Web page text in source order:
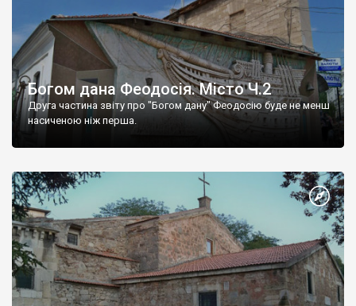
Богом дана Феодосія. Місто Ч.2
Друга частина звіту про "Богом дану" Феодосію буде не менш
насиченою ніж перша.